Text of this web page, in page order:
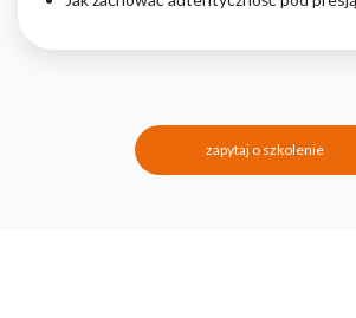
zapytaj o szkolenie